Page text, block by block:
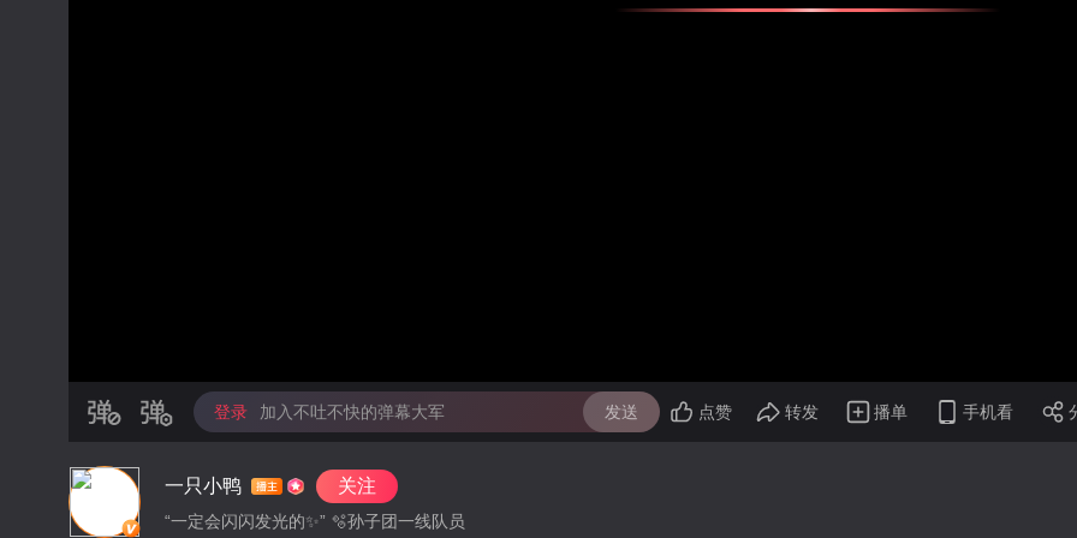
登录 加入不吐不快的弹幕大军 发送 点赞 转发 播单 手机看
一只小鸭 关注
“一定会闪闪发光的✨” 🫧孙子团一线队员